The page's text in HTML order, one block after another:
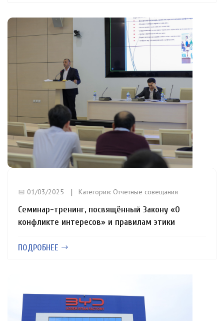
📅 01/03/2025 Категория: Отчетные совещания
Семинар-тренинг, посвящённый Закону «О
конфликте интересов» и правилам этики
ПОДРОБНЕЕ